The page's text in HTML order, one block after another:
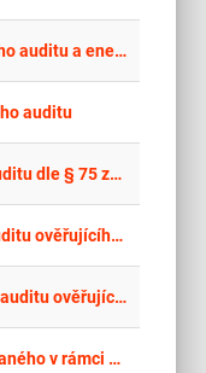
VZMR č. 44/26 - Plán energetického auditu a energetický audit
auditu
Provedení externího klinického auditu dle § 75 zákona č. 373/2011 Sb.
Zajištění finálního nezávislého auditu ověřujícího naplnění kybernetických požadavků
Zpracování finálního nezávislého auditu ověřujícího naplnění kybernetických požadavků, včetně penetračních testů, za účelem potvrzení zvýšení kybernetické bezpečnosti vybraných informačních systémů zadavatele
Závěrečný audit projektu realizovaného v rámci NPO - Výzva č. 25 Kybernetická bezpečnost